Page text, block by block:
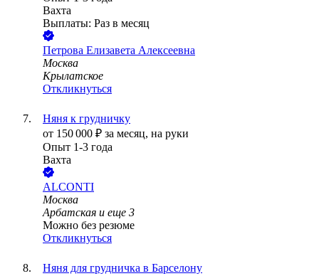
Вахта
Выплаты: Раз в месяц
Петрова Елизавета Алексеевна
Москва
Крылатское
Откликнуться
Няня к грудничку
от 150 000 ₽ за месяц, на руки
Опыт 1-3 года
Вахта
ALCONTI
Москва
Арбатская и еще 3
Можно без резюме
Откликнуться
Няня для грудничка в Барселону